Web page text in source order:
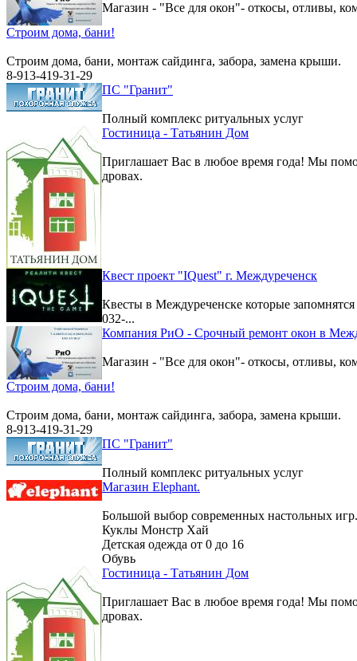
Магазин - "Все для окон"- откосы, отливы,
Строим дома, бани!
Строим дома, бани, монтаж сайдинга, забора, замена крыши.
8-913-419-31-29
ПС "Гранит"
Полный комплекс ритуальных услуг
Гостиница - Татьянин Дом
Приглашает Вас в любое время года! Мы
дровах.
Квест проект "IQuest" г. Междуреченск
Квесты в Междуреченске которые
032-...
Компания РиО - Срочный ремонт окон в
Магазин - "Все для окон"- откосы, отливы,
Строим дома, бани!
Строим дома, бани, монтаж сайдинга, забора, замена крыши.
8-913-419-31-29
ПС "Гранит"
Полный комплекс ритуальных услуг
Магазин Elephant.
Большой выбор современных настольных игр.
Куклы Монстр Хай
Детская одежда от 0 до 16
Обувь
Гостиница - Татьянин Дом
Приглашает Вас в любое время года! Мы
дровах.